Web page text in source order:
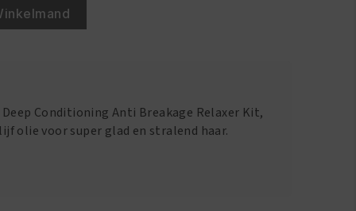
Conditioning Anti Breakage Relaxer Kit,
olie voor super glad en stralend haar.